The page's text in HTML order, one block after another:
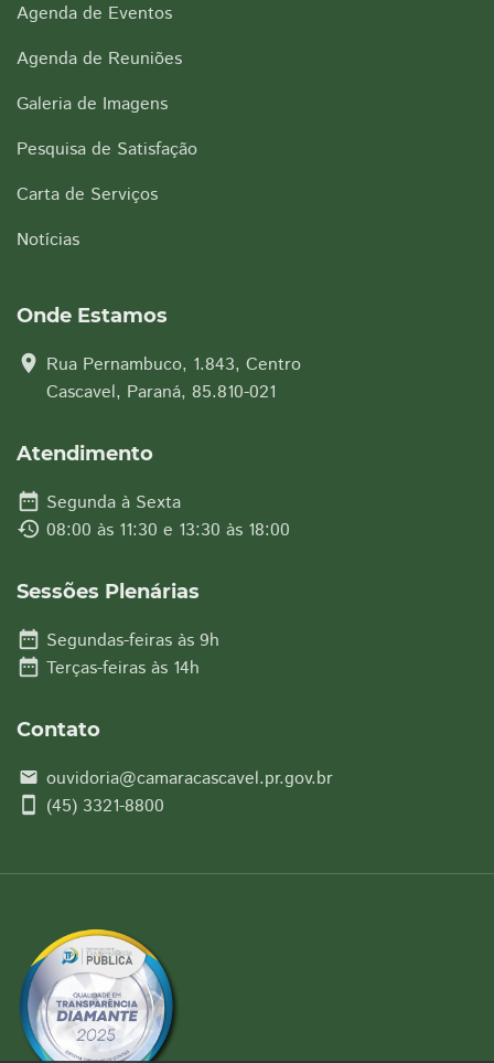
Agenda de Eventos
Agenda de Reuniões
Galeria de Imagens
Pesquisa de Satisfação
Carta de Serviços
Notícias
Onde Estamos
location_on Rua Pernambuco, 1.843, Centro
Cascavel, Paraná, 85.810-021
Atendimento
date_range Segunda à Sexta
history 08:00 às 11:30 e 13:30 às 18:00
Sessões Plenárias
date_range Segundas-feiras às 9h
date_range Terças-feiras às 14h
Contato
email ouvidoria@camaracascavel.pr.gov.br
smartphone (45) 3321-8800